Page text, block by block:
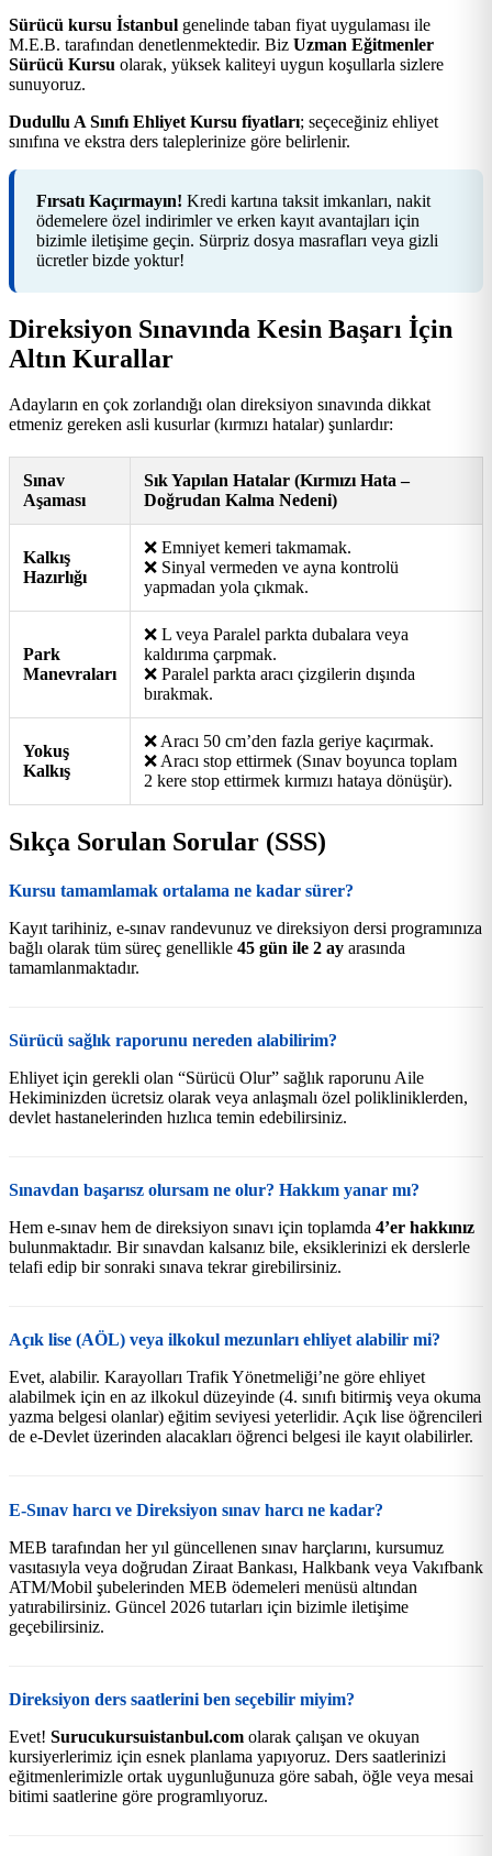
Sürücü kursu İstanbul genelinde taban fiyat uygulaması ile
M.E.B. tarafından denetlenmektedir. Biz Uzman Eğitmenler
Sürücü Kursu olarak, yüksek kaliteyi uygun koşullarla sizlere
sunuyoruz.
Dudullu A Sınıfı Ehliyet Kursu fiyatları; seçeceğiniz ehliyet
sınıfına ve ekstra ders taleplerinize göre belirlenir.
Fırsatı Kaçırmayın! Kredi kartına taksit imkanları, nakit
ödemelere özel indirimler ve erken kayıt avantajları için
bizimle iletişime geçin. Sürpriz dosya masrafları veya gizli
ücretler bizde yoktur!
Direksiyon Sınavında Kesin Başarı İçin
Altın Kurallar
Adayların en çok zorlandığı olan direksiyon sınavında dikkat
etmeniz gereken asli kusurlar (kırmızı hatalar) şunlardır:
Sınav
Aşaması
Sık Yapılan Hatalar (Kırmızı Hata –
Doğrudan Kalma Nedeni)
Kalkış
Hazırlığı
❌ Emniyet kemeri takmamak.
❌ Sinyal vermeden ve ayna kontrolü
yapmadan yola çıkmak.
Park
Manevraları
❌ L veya Paralel parkta dubalara veya
kaldırıma çarpmak.
❌ Paralel parkta aracı çizgilerin dışında
bırakmak.
Yokuş
Kalkış
❌ Aracı 50 cm’den fazla geriye kaçırmak.
❌ Aracı stop ettirmek (Sınav boyunca toplam
2 kere stop ettirmek kırmızı hataya dönüşür).
Sıkça Sorulan Sorular (SSS)
Kursu tamamlamak ortalama ne kadar sürer?
Kayıt tarihiniz, e-sınav randevunuz ve direksiyon dersi programınıza
bağlı olarak tüm süreç genellikle 45 gün ile 2 ay arasında
tamamlanmaktadır.
Sürücü sağlık raporunu nereden alabilirim?
Ehliyet için gerekli olan “Sürücü Olur” sağlık raporunu Aile
Hekiminizden ücretsiz olarak veya anlaşmalı özel polikliniklerden,
devlet hastanelerinden hızlıca temin edebilirsiniz.
Sınavdan başarısz olursam ne olur? Hakkım yanar mı?
Hem e-sınav hem de direksiyon sınavı için toplamda 4’er hakkınız
bulunmaktadır. Bir sınavdan kalsanız bile, eksiklerinizi ek derslerle
telafi edip bir sonraki sınava tekrar girebilirsiniz.
Açık lise (AÖL) veya ilkokul mezunları ehliyet alabilir mi?
Evet, alabilir. Karayolları Trafik Yönetmeliği’ne göre ehliyet
alabilmek için en az ilkokul düzeyinde (4. sınıfı bitirmiş veya okuma
yazma belgesi olanlar) eğitim seviyesi yeterlidir. Açık lise öğrencileri
de e-Devlet üzerinden alacakları öğrenci belgesi ile kayıt olabilirler.
E-Sınav harcı ve Direksiyon sınav harcı ne kadar?
MEB tarafından her yıl güncellenen sınav harçlarını, kursumuz
vasıtasıyla veya doğrudan Ziraat Bankası, Halkbank veya Vakıfbank
ATM/Mobil şubelerinden MEB ödemeleri menüsü altından
yatırabilirsiniz. Güncel 2026 tutarları için bizimle iletişime
geçebilirsiniz.
Direksiyon ders saatlerini ben seçebilir miyim?
Evet! Surucukursuistanbul.com olarak çalışan ve okuyan
kursiyerlerimiz için esnek planlama yapıyoruz. Ders saatlerinizi
eğitmenlerimizle ortak uygunluğunuza göre sabah, öğle veya mesai
bitimi saatlerine göre programlıyoruz.